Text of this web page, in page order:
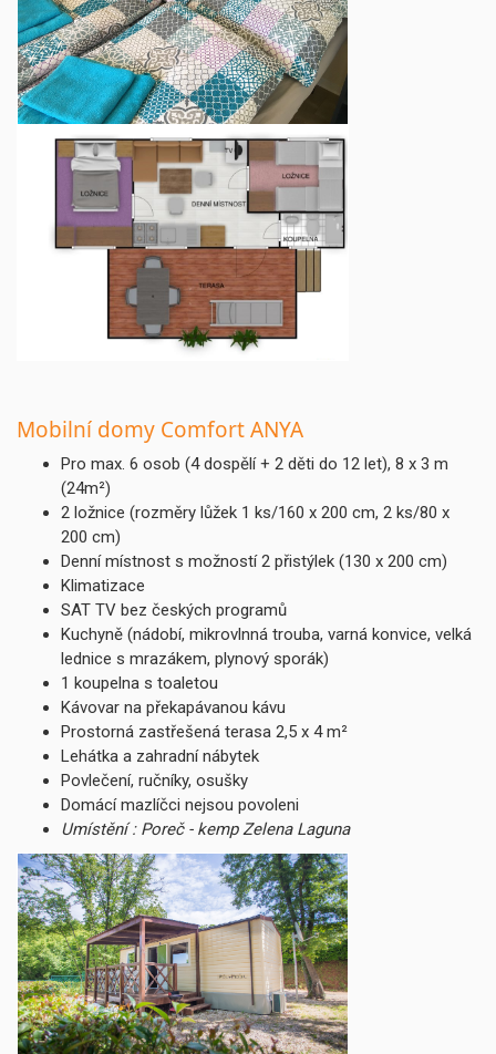
Mobilní domy Comfort ANYA
Pro max. 6 osob (4 dospělí + 2 děti do 12 let), 8 x 3 m
(24m²)
2 ložnice (rozměry lůžek 1 ks/160 x 200 cm, 2 ks/80 x
200 cm)
Denní místnost s možností 2 přistýlek (130 x 200 cm)
Klimatizace
SAT TV bez českých programů
Kuchyně (nádobí, mikrovlnná trouba, varná konvice, velká
lednice s mrazákem, plynový sporák)
1 koupelna s toaletou
Kávovar na překapávanou kávu
Prostorná zastřešená terasa 2,5 x 4 m²
Lehátka a zahradní nábytek
Povlečení, ručníky, osušky
Domácí mazlíčci nejsou povoleni
Umístění : Poreč - kemp Zelena Laguna